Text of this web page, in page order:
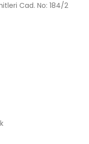
Cad. No: 184/2